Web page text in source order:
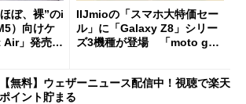
ぼ、裸”のi
）向けケ
Air」発売
IIJmioの「スマホ大特価セー
ル」に「Galaxy Z8」シリー
ズ3機種が登場 「moto g37
【無料】ウェザーニュース配信中！視聴で楽天
ポイント貯まる